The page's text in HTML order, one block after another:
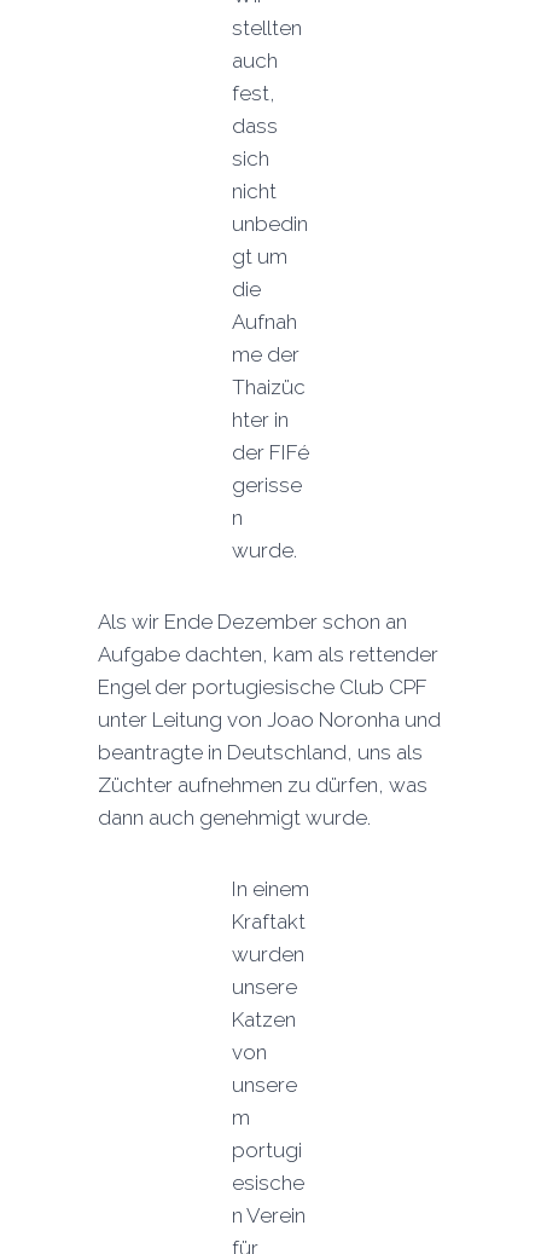
stellten
auch
fest,
dass
sich
nicht
unbedin
gt um
die
Aufnah
me der
Thaizüc
hter in
der FIFé
gerisse
n
wurde.
Als wir Ende Dezember schon an
Aufgabe dachten, kam als rettender
Engel der portugiesische Club CPF
unter Leitung von Joao Noronha und
beantragte in Deutschland, uns als
Züchter aufnehmen zu dürfen, was
dann auch genehmigt wurde.
In einem
Kraftakt
wurden
unsere
Katzen
von
unsere
m
portugi
esische
n Verein
für